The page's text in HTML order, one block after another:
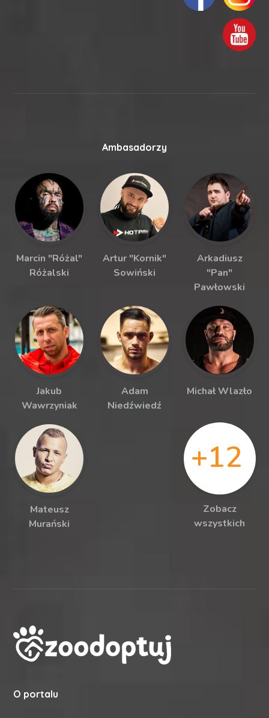
Ambasadorzy
Marcin "Różal"
Różalski
Artur "Kornik"
Sowiński
Arkadiusz
"Pan"
Pawłowski
Jakub
Wawrzyniak
Adam
Niedźwiedź
Michał Wlazło
Mateusz
Murański
+12
Zobacz
wszystkich
O portalu